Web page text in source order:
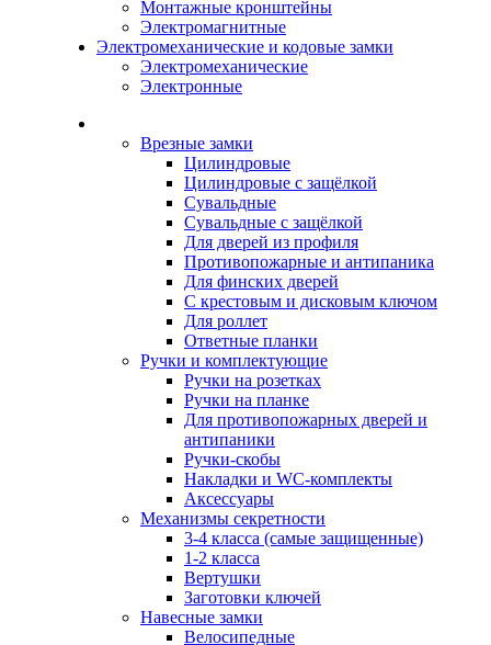
Монтажные кронштейны
Электромагнитные
Электромеханические и кодовые замки
Электромеханические
Электронные
Врезные замки
Цилиндровые
Цилиндровые с защёлкой
Сувальдные
Сувальдные с защёлкой
Для дверей из профиля
Противопожарные и антипаника
Для финских дверей
С крестовым и дисковым ключом
Для роллет
Ответные планки
Ручки и комплектующие
Ручки на розетках
Ручки на планке
Для противопожарных дверей и
антипаники
Ручки-скобы
Накладки и WC-комплекты
Аксессуары
Механизмы секретности
3-4 класса (самые защищенные)
1-2 класса
Вертушки
Заготовки ключей
Навесные замки
Велосипедные